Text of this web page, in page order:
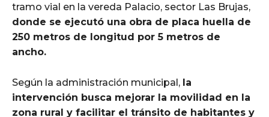
tramo vial en la vereda Palacio, sector Las Brujas,
donde se ejecutó una obra de placa huella de
250 metros de longitud por 5 metros de
ancho.
Según la administración municipal, la
intervención busca mejorar la movilidad en la
zona rural y facilitar el tránsito de habitantes y